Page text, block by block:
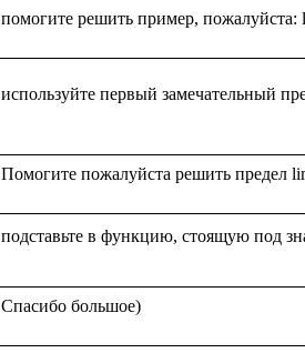
используйте первый замечательный
подставьте в функцию, стоящую под